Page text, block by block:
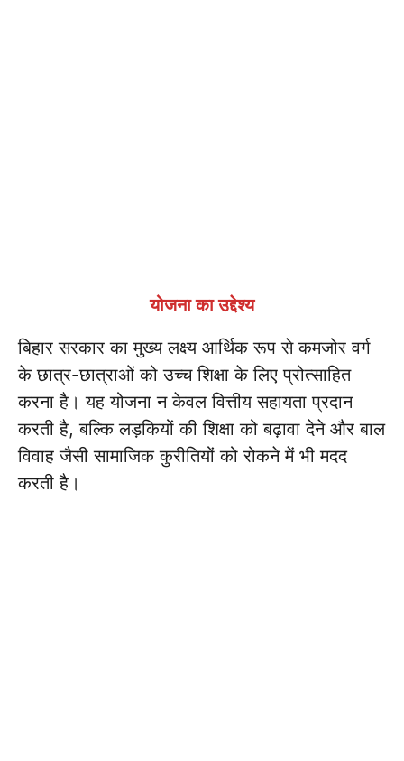
योजना का उद्देश्य
बिहार सरकार का मुख्य लक्ष्य आर्थिक रूप से कमजोर वर्ग
के छात्र-छात्राओं को उच्च शिक्षा के लिए प्रोत्साहित
करना है। यह योजना न केवल वित्तीय सहायता प्रदान
करती है, बल्कि लड़कियों की शिक्षा को बढ़ावा देने और बाल
विवाह जैसी सामाजिक कुरीतियों को रोकने में भी मदद
करती है।